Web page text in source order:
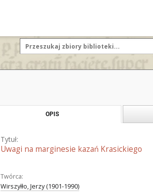
OPIS
Tytuł:
Uwagi na marginesie kazań Krasickiego
Twórca:
Wirszyłło, Jerzy (1901-1990)